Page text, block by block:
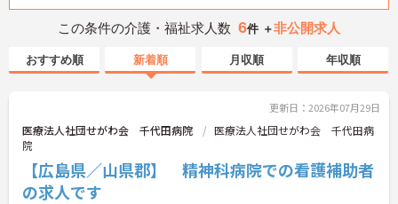
この条件の介護・福祉求人数 6件 ＋非公開求人
おすすめ順 新着順 月収順 年収順
更新日：2026年07月29日
医療法人社団せがわ会 千代田病院
医療法人社団せがわ会 千代田病
院
【広島県／山県郡】 精神科病院での看護補助者
の求人です